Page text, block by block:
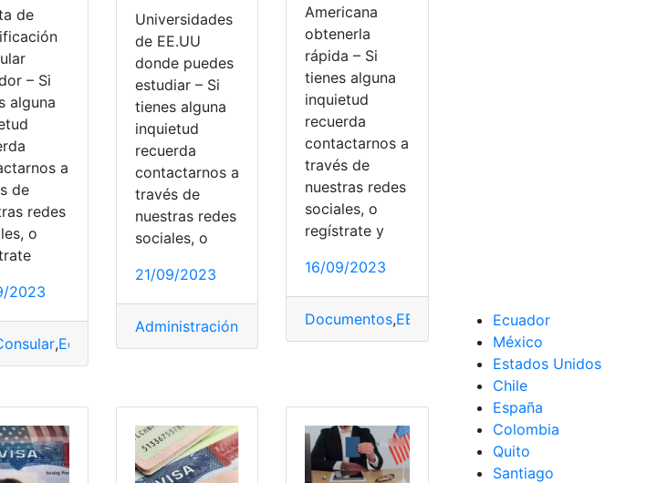
,Personas
de
– Si
alguna
a
de
redes
o
2023
,Ecuador ,EE.UU,Tarjeta
Universidades
de EE.UU
donde puedes
estudiar – Si
tienes alguna
inquietud
recuerda
contactarnos a
través de
nuestras redes
sociales, o
21/09/2023
Administración, Espacio,Estudiar
Americana
obtenerla
rápida – Si
tienes alguna
inquietud
recuerda
contactarnos a
través de
nuestras redes
sociales, o
regístrate y
16/09/2023
Documentos,EE.UU Emergencia,México
Ecuador
México
Estados Unidos
Chile
España
Colombia
Quito
Santiago